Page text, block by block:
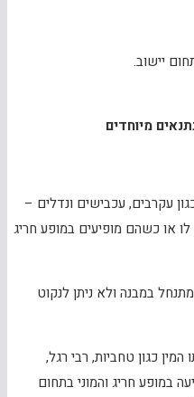
יישוב.
מיוחדים
עקרבים, עכבישים ונדלים –
או כשהם מופיעים במופע חריג
במבנה ולא ניתן לנקוט
כגון טחביות, רבי רגל,
במופע חריג והמוני בתחום